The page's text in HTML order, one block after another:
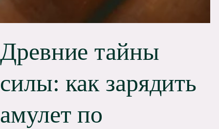
Древние тайны
силы: как зарядить
амулет по